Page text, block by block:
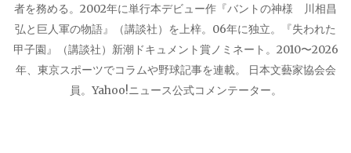
者を務める。2002年に単行本デビュー作『バントの神様 川相昌
弘と巨人軍の物語』（講談社）を上梓。06年に独立。『失われた
甲子園』（講談社）新潮ドキュメント賞ノミネート。2010〜2026
年、東京スポーツでコラムや野球記事を連載。 日本文藝家協会会
員。Yahoo!ニュース公式コメンテーター。